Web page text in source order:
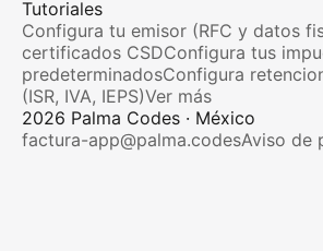
Tutoriales
Configura tu emisor (RFC y datos
certificados CSDConfigura tus
predeterminadosConfigura
(ISR, IVA, IEPS)Ver más
2026 Palma Codes · México
factura-app@palma.codesAviso de